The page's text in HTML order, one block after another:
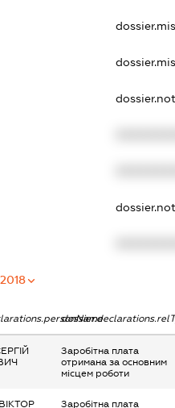
2018
Заробітна плата
отримана за основним
місцем роботи
Заробітна плата